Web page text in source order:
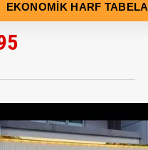
EKONOMIK HARF TABELA